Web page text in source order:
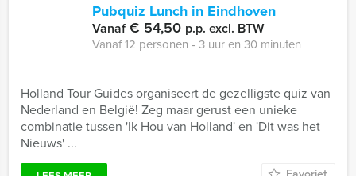
Pubquiz Lunch in Eindhoven
Vanaf€ 54,50 p.p. excl. BTW
Vanaf 12 personen ‐ 3 uur en 30 minuten
Holland Tour Guides organiseert de gezelligste quiz van
Nederland en België! Zeg maar gerust een unieke
combinatie tussen 'Ik Hou van Holland' en 'Dit was het
Nieuws' ...